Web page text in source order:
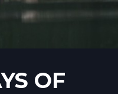
OF